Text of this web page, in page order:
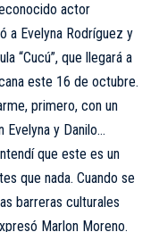
actor
a Evelyna Rodríguez y
“Cucú”, que llegará a
este 16 de octubre.
primero, con un
y Danilo…
que este es un
que nada. Cuando se
barreras culturales
Marlon Moreno.